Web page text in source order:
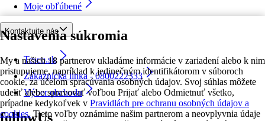
Nastavenia súkromia
My a našich 18 partnerov ukladáme informácie v zariadení alebo k nim
pristupujeme, napríklad k jedinečným identifikátorom v súboroch
cookie, za účelom spracúvania osobných údajov. Svoj súhlas môžete
udeliť alebo spravovať voľbou Prijať alebo Odmietnuť všetko,
prípadne kedykoľvek v Pravidlách pre ochranu osobných údajov a
cookies. Tieto voľby oznámime našim partnerom a neovplyvnia údaje
Moje obľúbené
Kontaktujte nás
Tesco.sk
Zákaznícka linka - 0800222333
Výber obchodu
followUs